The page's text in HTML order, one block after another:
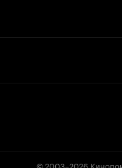
© 2003–2026